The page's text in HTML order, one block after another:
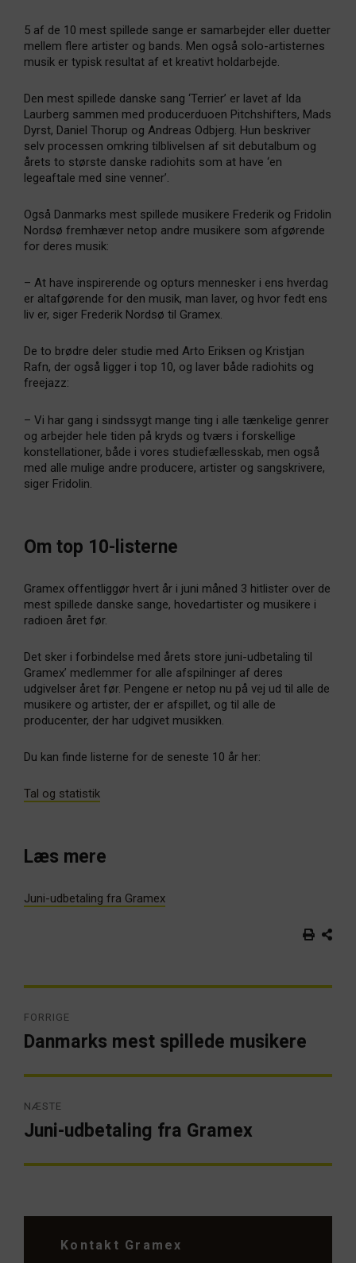
5 af de 10 mest spillede sange er samarbejder eller duetter
mellem flere artister og bands. Men også solo-artisternes
musik er typisk resultat af et kreativt holdarbejde.
Den mest spillede danske sang ‘Terrier’ er lavet af Ida
Laurberg sammen med producerduoen Pitchshifters, Mads
Dyrst, Daniel Thorup og Andreas Odbjerg. Hun beskriver
selv processen omkring tilblivelsen af sit debutalbum og
årets to største danske radiohits som at have ‘en
legeaftale med sine venner’.
Også Danmarks mest spillede musikere Frederik og Fridolin
Nordsø fremhæver netop andre musikere som afgørende
for deres musik:
– At have inspirerende og opturs mennesker i ens hverdag
er altafgørende for den musik, man laver, og hvor fedt ens
liv er, siger Frederik Nordsø til Gramex.
De to brødre deler studie med Arto Eriksen og Kristjan
Rafn, der også ligger i top 10, og laver både radiohits og
freejazz:
– Vi har gang i sindssygt mange ting i alle tænkelige genrer
og arbejder hele tiden på kryds og tværs i forskellige
konstellationer, både i vores studiefællesskab, men også
med alle mulige andre producere, artister og sangskrivere,
siger Fridolin.
Om top 10-listerne
Gramex offentliggør hvert år i juni måned 3 hitlister over de
mest spillede danske sange, hovedartister og musikere i
radioen året før.
Det sker i forbindelse med årets store juni-udbetaling til
Gramex’ medlemmer for alle afspilninger af deres
udgivelser året før. Pengene er netop nu på vej ud til alle de
musikere og artister, der er afspillet, og til alle de
producenter, der har udgivet musikken.
Du kan finde listerne for de seneste 10 år her:
Tal og statistik
Læs mere
Juni-udbetaling fra Gramex
FORRIGE
Forrige
Danmarks mest spillede musikere
NÆSTE
Næste
Juni-udbetaling fra Gramex
Kontakt Gramex